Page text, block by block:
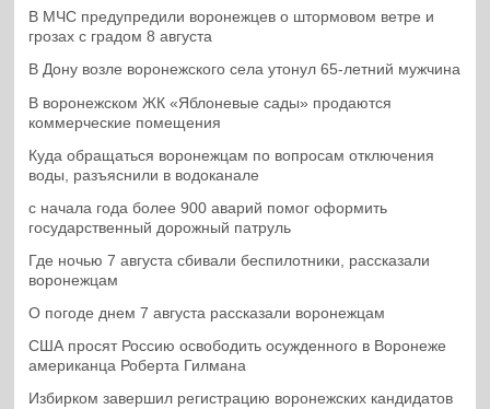
В МЧС предупредили воронежцев о штормовом ветре и
грозах с градом 8 августа
В Дону возле воронежского села утонул 65-летний мужчина
В воронежском ЖК «Яблоневые сады» продаются
коммерческие помещения
Куда обращаться воронежцам по вопросам отключения
воды, разъяснили в водоканале
с начала года более 900 аварий помог оформить
государственный дорожный патруль
Где ночью 7 августа сбивали беспилотники, рассказали
воронежцам
О погоде днем 7 августа рассказали воронежцам
США просят Россию освободить осужденного в Воронеже
американца Роберта Гилмана
Избирком завершил регистрацию воронежских кандидатов